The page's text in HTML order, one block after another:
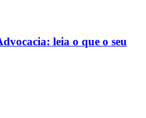
leia o que o seu